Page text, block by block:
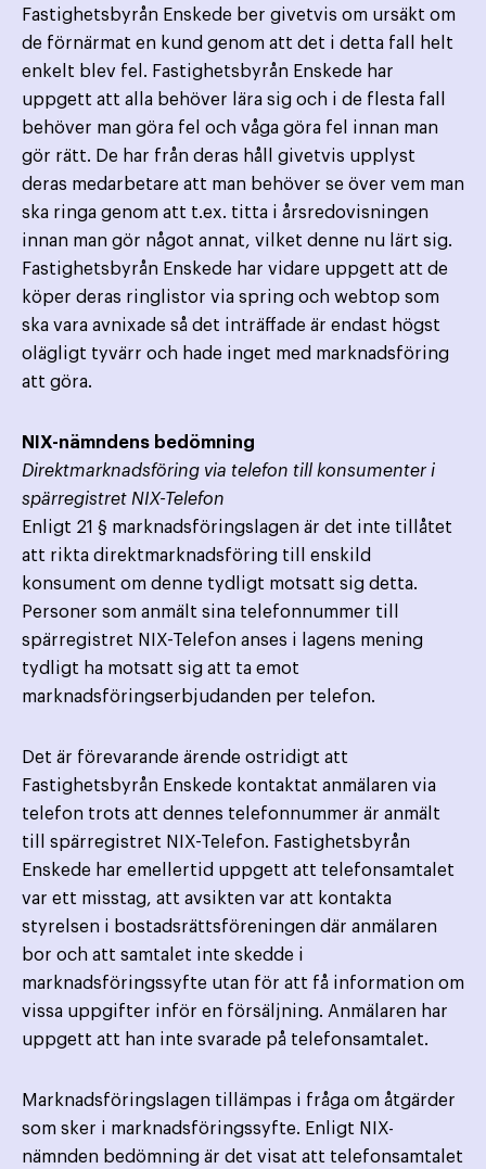
Fastighetsbyrån Enskede ber givetvis om ursäkt om
de förnärmat en kund genom att det i detta fall helt
enkelt blev fel. Fastighetsbyrån Enskede har
uppgett att alla behöver lära sig och i de flesta fall
behöver man göra fel och våga göra fel innan man
gör rätt. De har från deras håll givetvis upplyst
deras medarbetare att man behöver se över vem man
ska ringa genom att t.ex. titta i årsredovisningen
innan man gör något annat, vilket denne nu lärt sig.
Fastighetsbyrån Enskede har vidare uppgett att de
köper deras ringlistor via spring och webtop som
ska vara avnixade så det inträffade är endast högst
olägligt tyvärr och hade inget med marknadsföring
att göra.
NIX-nämndens bedömning
Direktmarknadsföring via telefon till konsumenter i
spärregistret NIX-Telefon
Enligt 21 § marknadsföringslagen är det inte tillåtet
att rikta direktmarknadsföring till enskild
konsument om denne tydligt motsatt sig detta.
Personer som anmält sina telefonnummer till
spärregistret NIX-Telefon anses i lagens mening
tydligt ha motsatt sig att ta emot
marknadsföringserbjudanden per telefon.
Det är förevarande ärende ostridigt att
Fastighetsbyrån Enskede kontaktat anmälaren via
telefon trots att dennes telefonnummer är anmält
till spärregistret NIX-Telefon. Fastighetsbyrån
Enskede har emellertid uppgett att telefonsamtalet
var ett misstag, att avsikten var att kontakta
styrelsen i bostadsrättsföreningen där anmälaren
bor och att samtalet inte skedde i
marknadsföringssyfte utan för att få information om
vissa uppgifter inför en försäljning. Anmälaren har
uppgett att han inte svarade på telefonsamtalet.
Marknadsföringslagen tillämpas i fråga om åtgärder
som sker i marknadsföringssyfte. Enligt NIX-
nämnden bedömning är det visat att telefonsamtalet